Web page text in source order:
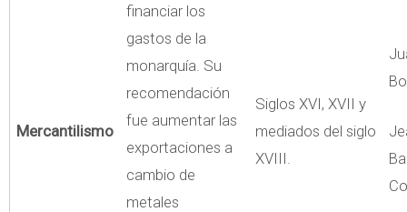
Mercantilismo
financiar los
gastos de la
monarquía. Su
recomendación
fue aumentar las
exportaciones a
cambio de
metales
Siglos XVI, XVII y
mediados del siglo
XVIII.